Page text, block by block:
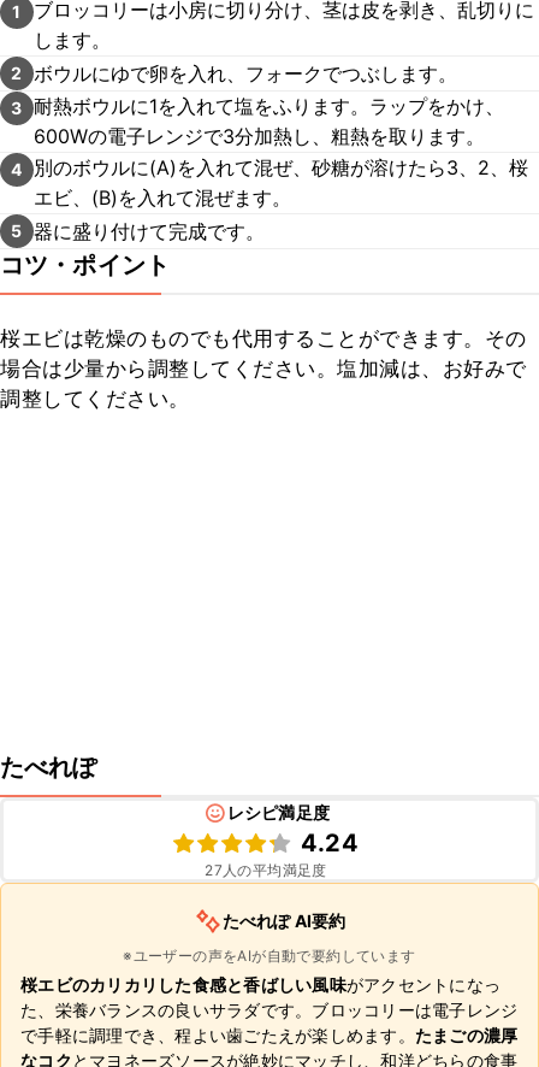
1
ブロッコリーは小房に切り分け、茎は皮を剥き、乱切りに
します。
2 ボウルにゆで卵を入れ、フォークでつぶします。
3 耐熱ボウルに1を入れて塩をふります。ラップをかけ、
600Wの電子レンジで3分加熱し、粗熱を取ります。
4
別のボウルに(A)を入れて混ぜ、砂糖が溶けたら3、2、桜
エビ、(B)を入れて混ぜます。
5 器に盛り付けて完成です。
コツ・ポイント
桜エビは乾燥のものでも代用することができます。その
場合は少量から調整してください。塩加減は、お好みで
調整してください。
たべれぽ
レシピ満足度
4.24
27 人の平均満足度
たべれぽ AI要約
※ユーザーの声をAIが自動で要約しています
桜エビのカリカリした食感と香ばしい風味がアクセントになっ
た、栄養バランスの良いサラダです。ブロッコリーは電子レンジ
で手軽に調理でき、程よい歯ごたえが楽しめます。 たまごの濃厚
なコク とマヨネーズソースが絶妙にマッチし、和洋どちらの食事